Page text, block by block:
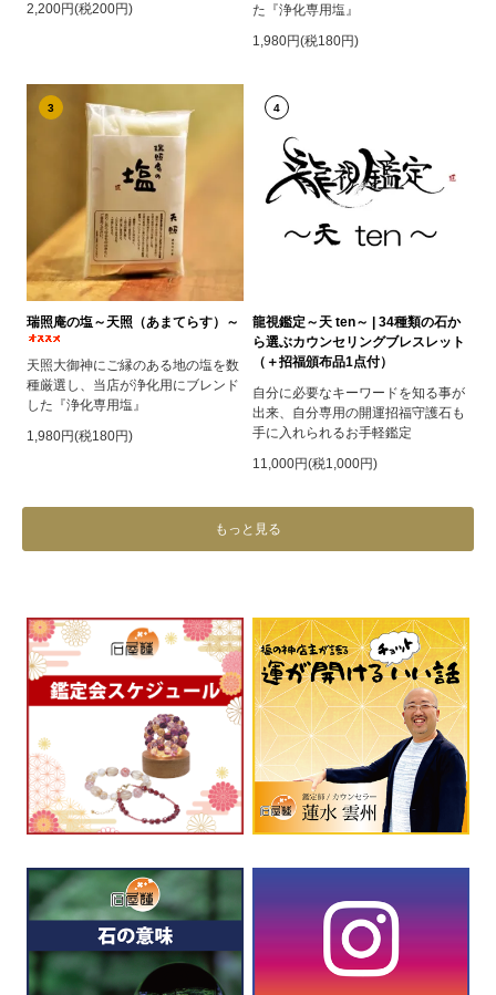
2,200円(税200円)
た『浄化専用塩』
1,980円(税180円)
3
瑞照庵の塩～天照（あまてらす）～
天照大御神にご縁のある地の塩を数
種厳選し、当店が浄化用にブレンド
した『浄化専用塩』
1,980円(税180円)
4
龍視鑑定～天 ten～ | 34種類の石か
ら選ぶカウンセリングブレスレット
（＋招福頒布品1点付）
自分に必要なキーワードを知る事が
出来、自分専用の開運招福守護石も
手に入れられるお手軽鑑定
11,000円(税1,000円)
もっと見る